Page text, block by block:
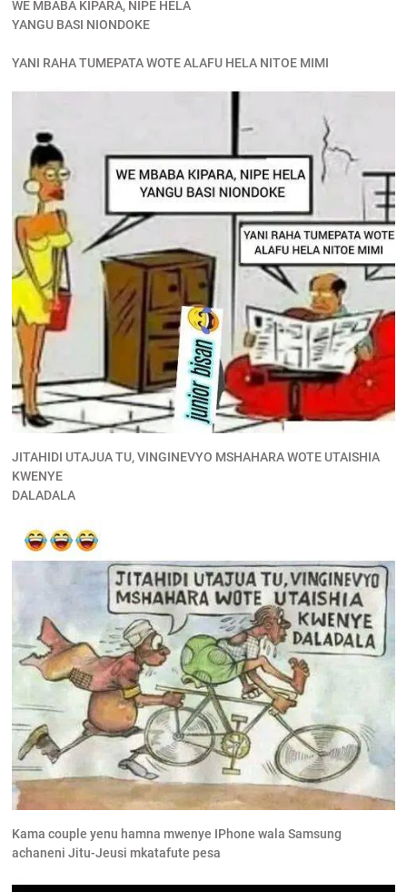
WE MBABA KIPARA, NIPE HELA
YANGU BASI NIONDOKE
YANI RAHA TUMEPATA WOTE ALAFU HELA NITOE MIMI
JITAHIDI UTAJUA TU, VINGINEVYO MSHAHARA WOTE UTAISHIA
KWENYE
DALADALA
Kama couple yenu hamna mwenye IPhone wala Samsung
achaneni Jitu-Jeusi mkatafute pesa